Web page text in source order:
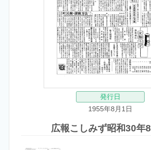
発行日
1955年8月1日
広報こしみず昭和30年